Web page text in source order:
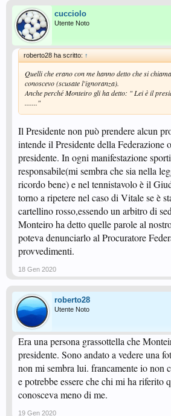
cucciolo
Utente Noto
roberto28 ha scritto: ↑
Quelli che erano con me hanno detto che si
conoscevo (scusate l'ignoranza).
Anche perché Monteiro gli ha detto: " Lei è il
......."
Il Presidente non può prendere alcun
intende il Presidente della Federazione
presidente. In ogni manifestazione
responsabile(mi sembra che sia nella
ricordo bene) e nel tennistavolo è il
torno a ripetere nel caso di Vitale se è
cartellino rosso,essendo un arbitro di
Monteiro ha detto quelle parole al
poteva denunciarlo al Procuratore
provvedimenti.
18 Gen 2020
roberto28
Utente Noto
Era una persona grassottella che
presidente. Sono andato a vedere una
non mi sembra lui. francamente io non
e potrebbe essere che chi mi ha riferito
conosceva meno di me.
19 Gen 2020